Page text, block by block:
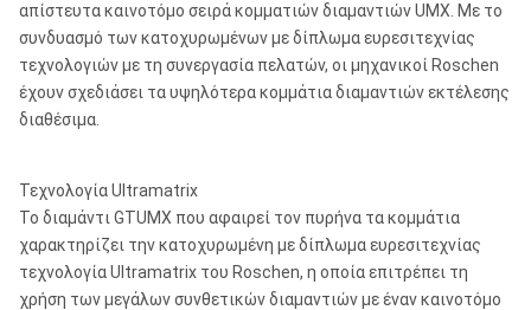
απίστευτα καινοτόμο σειρά κομματιών διαμαντιών UMX. Με το
συνδυασμό των κατοχυρωμένων με δίπλωμα ευρεσιτεχνίας
τεχνολογιών με τη συνεργασία πελατών, οι μηχανικοί Roschen
έχουν σχεδιάσει τα υψηλότερα κομμάτια διαμαντιών εκτέλεσης
διαθέσιμα.
Τεχνολογία Ultramatrix
Το διαμάντι GTUMX που αφαιρεί τον πυρήνα τα κομμάτια
χαρακτηρίζει την κατοχυρωμένη με δίπλωμα ευρεσιτεχνίας
τεχνολογία Ultramatrix του Roschen, η οποία επιτρέπει τη
χρήση των μεγάλων συνθετικών διαμαντιών με έναν καινοτόμο